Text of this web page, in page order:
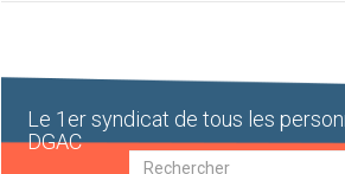
Le 1er syndicat de tous les
DGAC
Recherche